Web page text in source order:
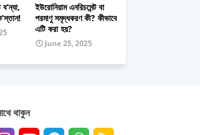
ইউরোনিয়াম এনরিচমেন্ট বা
পরমাণু সমৃদ্ধকরণ কী? কীভাবে
এটি করা হয়?
June 25, 2025
থাকুন